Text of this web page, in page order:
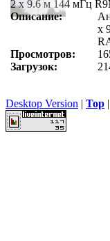
2 х 9.6 м 144 мГц
Описание:
х
Просмотров:
Загрузок:
Desktop Version | Top |